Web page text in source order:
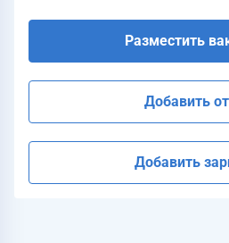
Разместить
Добавить
Добавить